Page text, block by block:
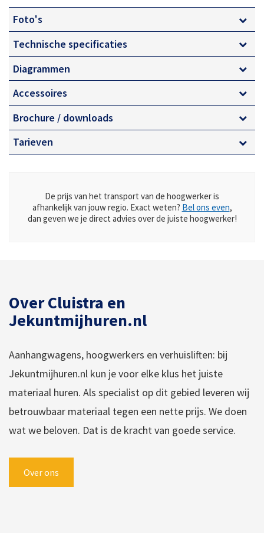
De belangrijkste eigenschappen van de 22 meter rups-
telescoophoogwerker zijn:
Goede terrein vaardigheid
Robuuste opstelling in ieder terrein
Zwenkbare werkbak
Lage bodemdruk
Foto's
Technische specificaties
Diagrammen
Accessoires
Brochure / downloads
Tarieven
De prijs van het transport van de hoogwerker is
afhankelijk van jouw regio. Exact weten? Bel ons even,
dan geven we je direct advies over de juiste hoogwerker!
Over Cluistra en
Jekuntmijhuren.nl
Aanhangwagens, hoogwerkers en verhuisliften: bij
Jekuntmijhuren.nl kun je voor elke klus het juiste
materiaal huren. Als specialist op dit gebied leveren wij
betrouwbaar materiaal tegen een nette prijs. We doen
wat we beloven. Dat is de kracht van goede service.
Over ons